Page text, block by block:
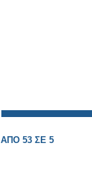
ΑΠΟ 53 ΣΕ 5